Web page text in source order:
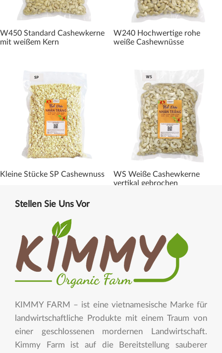
W450 Standard Cashewkerne
mit weißem Kern
W240 Hochwertige rohe
weiße Cashewnüsse
Kleine Stücke SP Cashewnuss
WS Weiße Cashewkerne
vertikal gebrochen
Stellen Sie Uns Vor
KIMMY FARM – ist eine vietnamesische Marke für
landwirtschaftliche Produkte mit einem Traum von
einer geschlossenen mordernen Landwirtschaft.
Kimmy Farm ist auf die Bereitstellung sauberer